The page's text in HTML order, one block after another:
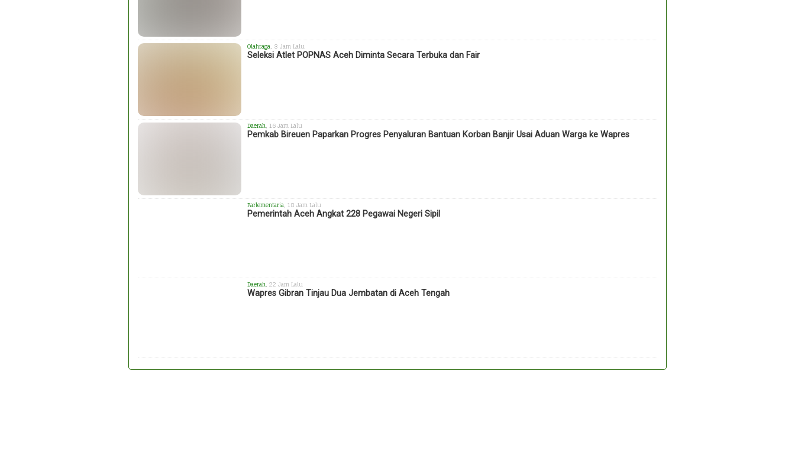
Olahraga , 3 Jam Lalu
Seleksi Atlet POPNAS Aceh Diminta Secara Terbuka dan Fair
Daerah , 16 Jam Lalu
Pemkab Bireuen Paparkan Progres Penyaluran Bantuan Korban Banjir Usai Aduan Warga ke Wapres
Parlementaria , 18 Jam Lalu
Pemerintah Aceh Angkat 228 Pegawai Negeri Sipil
Daerah , 22 Jam Lalu
Wapres Gibran Tinjau Dua Jembatan di Aceh Tengah